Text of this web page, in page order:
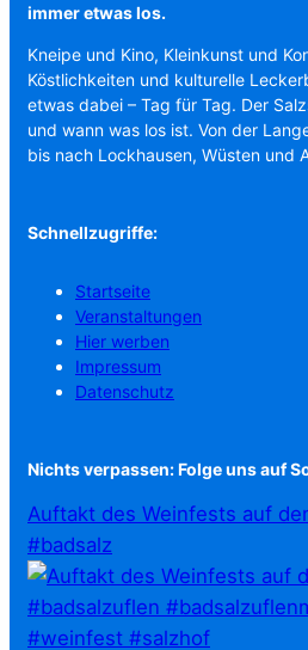
immer etwas los.
Kneipe und Kino, Kleinkunst und
Köstlichkeiten und kulturelle
etwas dabei – Tag für Tag. Der
und wann was los ist. Von der
bis nach Lockhausen, Wüsten und
Schnellzugriffe:
Startseite
Veranstaltungen
Hier werben
Impressum
Datenschutz
Nichts verpassen: Folge uns auf
Auftakt des Weinfests auf
#badsalz